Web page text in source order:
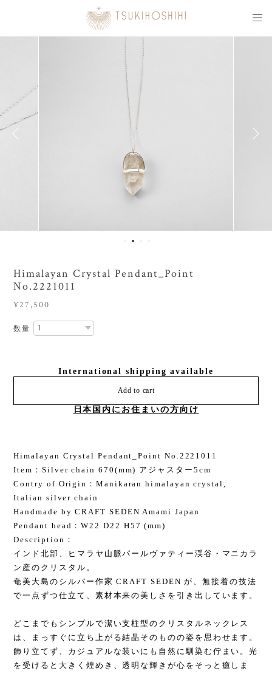
Himalayan Crystal Pendant_Point
No.2221011
¥27,500
数量
International shipping available
Add to cart
日本国内にお住まいの方向け
Himalayan Crystal Pendant_Point No.2221011
Item：Silver chain 670(mm) アジャスター5cm
Contry of Origin：Manikaran himalayan crystal,
Italian silver chain
Handmade by CRAFT SEDEN Amami Japan
Pendant head：W22 D22 H57 (mm)
Description：
インド北部、ヒマラヤ山脈パールヴァティー渓谷・マニカラ
ン産のクリスタル。
奄美大島のシルバー作家 CRAFT SEDEN が、無接着の技法
で一点ずつ仕立て、素材本来の美しさを引き出しています。
どこまでもシンプルで潔い支柱型のクリスタルネックレス
は、まっすぐに立ち上がる結晶そのものの姿を思わせます。
飾り立てず、カジュアルな装いにも自然に馴染む佇まい。光
を受けると大きく煌めき、透明な輝きが心をそっと癒しま